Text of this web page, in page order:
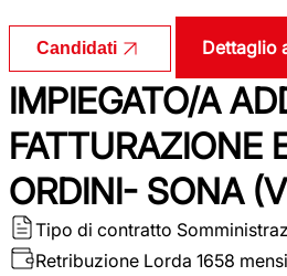
Candidati Dettaglio
IMPIEGATO/A
FATTURAZIONE
ORDINI- SONA
Tipo di contratto
Retribuzione Lorda 1658